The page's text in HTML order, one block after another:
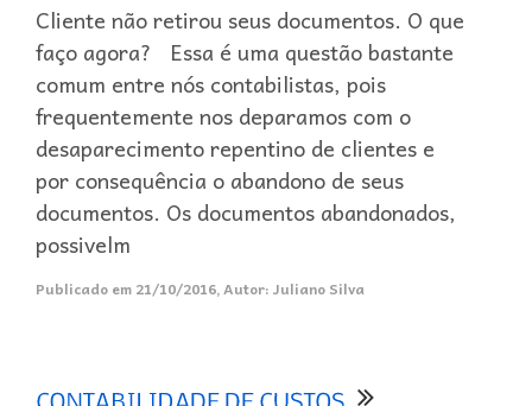
Cliente não retirou seus documentos. O que
faço agora? Essa é uma questão bastante
comum entre nós contabilistas, pois
frequentemente nos deparamos com o
desaparecimento repentino de clientes e
por consequência o abandono de seus
documentos. Os documentos abandonados,
possivelm
Publicado em 21/10/2016,Autor: Juliano Silva